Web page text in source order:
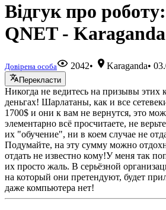
Відгук про
QNET - Karaganda
Довірена особа 2042• Karaganda•
Перекласти
Никогда не ведитесь на призывы
деньгах! Шарлатаны, как и все
1700$ и они к вам не вернутся, это
элементарно всё просчитаете, не
их "обучение", ни в коем случае не
Подумайте, на эту сумму можно
отдать не известно кому!У меня так
их просто жаль. В серьёзной
на который они претендуют, будет
даже компьютера нет!